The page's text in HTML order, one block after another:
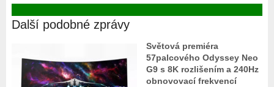
Další podobné zprávy
Světová premiéra
57palcového Odyssey Neo
G9 s 8K rozlišením a 240Hz
obnovovací frekvencí